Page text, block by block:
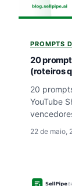
PROMPTS
20
(roteiros
20
YouTube
22 de maio,